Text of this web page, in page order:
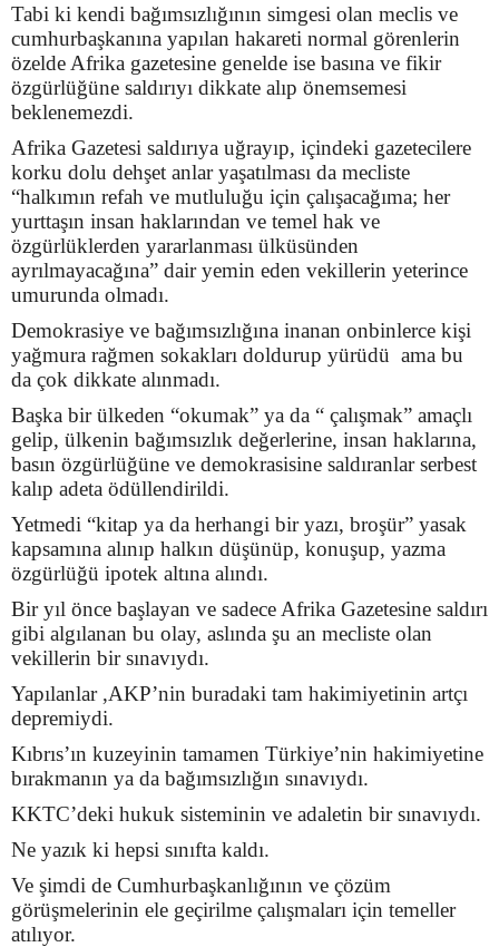
Tabi ki kendi bağımsızlığının simgesi olan meclis ve
cumhurbaşkanına yapılan hakareti normal görenlerin
özelde Afrika gazetesine genelde ise basına ve fikir
özgürlüğüne saldırıyı dikkate alıp önemsemesi
beklenemezdi.
Afrika Gazetesi saldırıya uğrayıp, içindeki gazetecilere
korku dolu dehşet anlar yaşatılması da mecliste
“halkımın refah ve mutluluğu için çalışacağıma; her
yurttaşın insan haklarından ve temel hak ve
özgürlüklerden yararlanması ülküsünden
ayrılmayacağına” dair yemin eden vekillerin yeterince
umurunda olmadı.
Demokrasiye ve bağımsızlığına inanan onbinlerce kişi
yağmura rağmen sokakları doldurup yürüdü ama bu
da çok dikkate alınmadı.
Başka bir ülkeden “okumak” ya da “ çalışmak” amaçlı
gelip, ülkenin bağımsızlık değerlerine, insan haklarına,
basın özgürlüğüne ve demokrasisine saldıranlar serbest
kalıp adeta ödüllendirildi.
Yetmedi “kitap ya da herhangi bir yazı, broşür” yasak
kapsamına alınıp halkın düşünüp, konuşup, yazma
özgürlüğü ipotek altına alındı.
Bir yıl önce başlayan ve sadece Afrika Gazetesine saldırı
gibi algılanan bu olay, aslında şu an mecliste olan
vekillerin bir sınavıydı.
Yapılanlar ,AKP’nin buradaki tam hakimiyetinin artçı
depremiydi.
Kıbrıs’ın kuzeyinin tamamen Türkiye’nin hakimiyetine
bırakmanın ya da bağımsızlığın sınavıydı.
KKTC’deki hukuk sisteminin ve adaletin bir sınavıydı.
Ne yazık ki hepsi sınıfta kaldı.
Ve şimdi de Cumhurbaşkanlığının ve çözüm
görüşmelerinin ele geçirilme çalışmaları için temeller
atılıyor.